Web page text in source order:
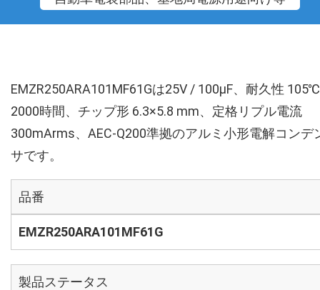
EMZR250ARA101MF61Gは25V / 100µF、耐久性 105℃
2000時間、チップ形 6.3×5.8 mm、定格リプル電流
300mArms、AEC-Q200準拠のアルミ小形電解コンデ
サです。
品番
EMZR250ARA101MF61G
製品ステータス